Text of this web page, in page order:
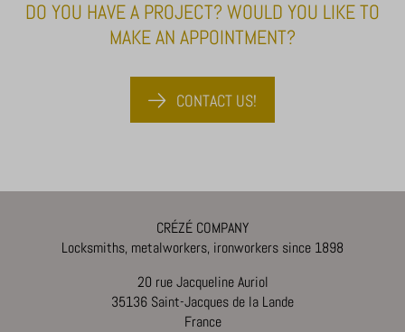
DO YOU HAVE A PROJECT? WOULD YOU LIKE TO
MAKE AN APPOINTMENT?
CONTACT US!
CRÉZÉ COMPANY
Locksmiths, metalworkers, ironworkers since 1898
20 rue Jacqueline Auriol
35136 Saint-Jacques de la Lande
France